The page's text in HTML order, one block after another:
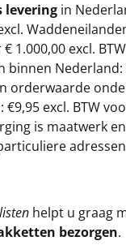
levering in
€ 1.000,00 excl.
binnen Nederland:
orderwaarde
excl. BTW
is maatwerk
helpt u graag
bezorgen.